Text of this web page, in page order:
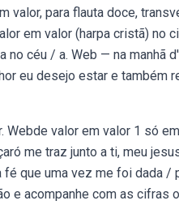
valor, para flauta doce,
em valor (harpa cristã) no
no céu / a. Web — na manhã
eu desejo estar e também
Webde valor em valor 1 só
me traz junto a ti, meu
que uma vez me foi dada /
e acompanhe com as